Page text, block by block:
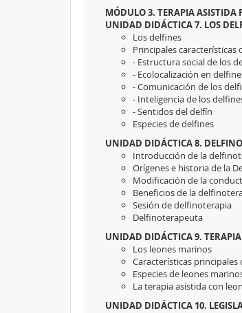
MÓDULO 3. TERAPIA ASISTIDA
UNIDAD DIDÁCTICA 7. LOS
Los delfines
Principales características
- Estructura social de los
- Ecolocalización en
- Comunicación de los
- Inteligencia de los
- Sentidos del delfín
Especies de delfines
UNIDAD DIDÁCTICA 8.
Introducción de la
Orígenes e historia de la
Modificación de la
Beneficios de la
Sesión de delfinoterapia
Delfinoterapeuta
UNIDAD DIDÁCTICA 9.
Los leones marinos
Características
Especies de leones
La terapia asistida con
UNIDAD DIDÁCTICA 10.